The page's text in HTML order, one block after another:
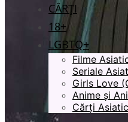
CĂRȚI
18+
LGBTQ+
Filme
Seriale
Girls Love
Anime și
Cărți